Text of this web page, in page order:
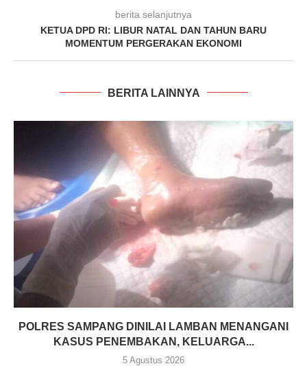
berita selanjutnya
KETUA DPD RI: LIBUR NATAL DAN TAHUN BARU
MOMENTUM PERGERAKAN EKONOMI
BERITA LAINNYA
POLRES SAMPANG DINILAI LAMBAN MENANGANI
KASUS PENEMBAKAN, KELUARGA...
5 Agustus 2026